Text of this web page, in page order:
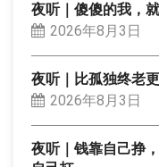
夜听｜傻傻的我，
2026年8月3日
夜听｜比孤独终老
2026年8月3日
夜听｜钱靠自己挣